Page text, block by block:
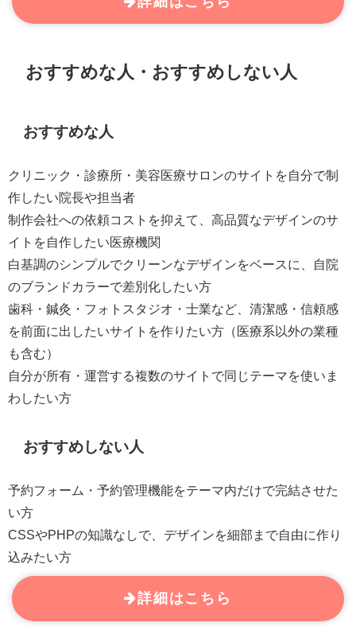
おすすめな人・おすすめしない人
おすすめな人
クリニック・診療所・美容医療サロンのサイトを自分で制
作したい院長や担当者
制作会社への依頼コストを抑えて、高品質なデザインのサ
イトを自作したい医療機関
白基調のシンプルでクリーンなデザインをベースに、自院
のブランドカラーで差別化したい方
歯科・鍼灸・フォトスタジオ・士業など、清潔感・信頼感
を前面に出したいサイトを作りたい方（医療系以外の業種
も含む）
自分が所有・運営する複数のサイトで同じテーマを使いま
わしたい方
おすすめしない人
予約フォーム・予約管理機能をテーマ内だけで完結させた
い方
CSSやPHPの知識なしで、デザインを細部まで自由に作り
込みたい方
詳細はこちら